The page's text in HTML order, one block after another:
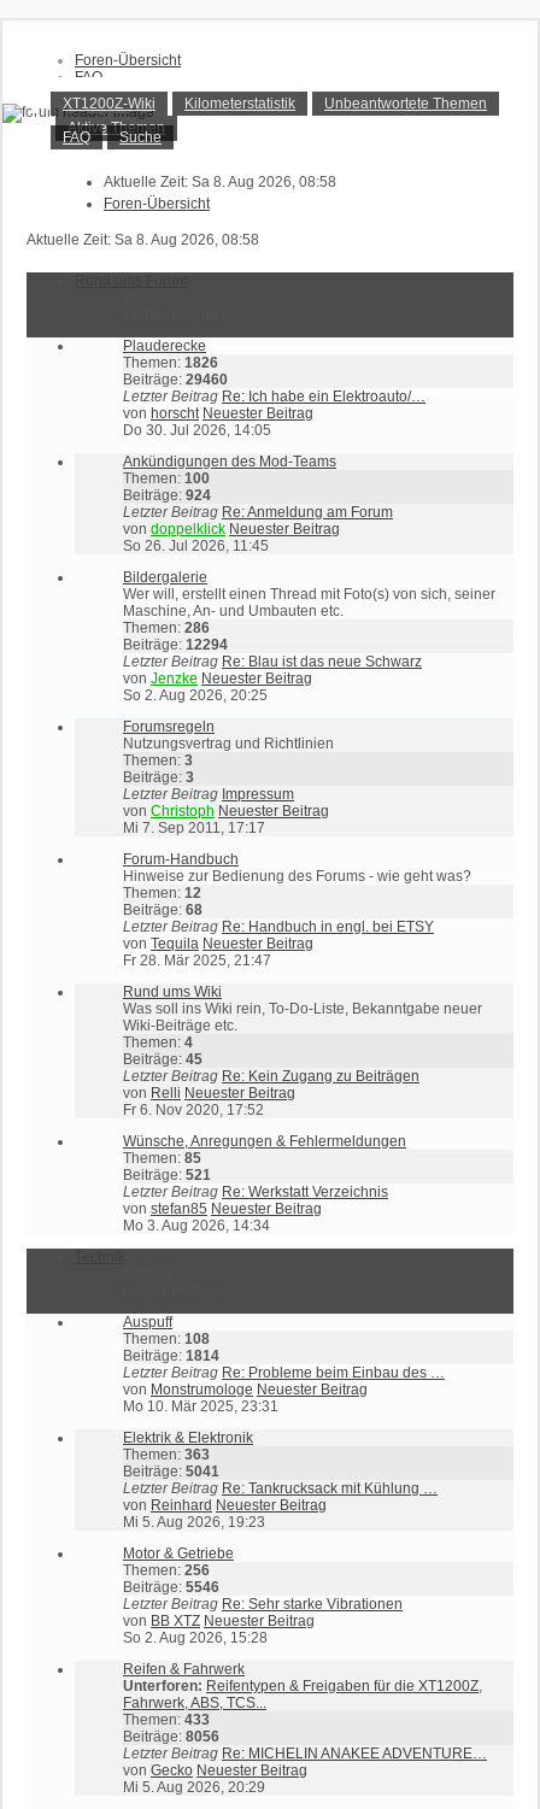
Foren-Übersicht
FAQ
Suche
Unbeantwortete Themen
Aktive Themen
Anmelden
Registrieren
XT1200Z-Wiki Kilometerstatistik
Unbeantwortete Themen
Aktive Themen
XT1200Z-Forum
Alles rund um die Yamaha XT1200Z Super Ténéré
FAQ Suche
Aktuelle Zeit: Sa 8. Aug 2026, 08:58
Foren-Übersicht
Aktuelle Zeit: Sa 8. Aug 2026, 08:58
Plauderecke
Themen: 1826
Beiträge: 29460
Letzter Beitrag Re: Ich habe ein Elektroauto/…
von horscht Neuester Beitrag
Do 30. Jul 2026, 14:05
Ankündigungen des Mod-Teams
Themen: 100
Beiträge: 924
Letzter Beitrag Re: Anmeldung am Forum
von doppelklick Neuester Beitrag
So 26. Jul 2026, 11:45
Bildergalerie
Wer will, erstellt einen Thread mit Foto(s) von sich, seiner
Maschine, An- und Umbauten etc.
Themen: 286
Beiträge: 12294
Letzter Beitrag Re: Blau ist das neue Schwarz
von Jenzke Neuester Beitrag
So 2. Aug 2026, 20:25
Forumsregeln
Nutzungsvertrag und Richtlinien
Themen: 3
Beiträge: 3
Letzter Beitrag Impressum
von Christoph Neuester Beitrag
Mi 7. Sep 2011, 17:17
Forum-Handbuch
Hinweise zur Bedienung des Forums - wie geht was?
Themen: 12
Beiträge: 68
Letzter Beitrag Re: Handbuch in engl. bei ETSY
von Tequila Neuester Beitrag
Fr 28. Mär 2025, 21:47
Rund ums Wiki
Was soll ins Wiki rein, To-Do-Liste, Bekanntgabe neuer
Wiki-Beiträge etc.
Themen: 4
Beiträge: 45
Letzter Beitrag Re: Kein Zugang zu Beiträgen
von Relli Neuester Beitrag
Fr 6. Nov 2020, 17:52
Wünsche, Anregungen & Fehlermeldungen
Themen: 85
Beiträge: 521
Letzter Beitrag Re: Werkstatt Verzeichnis
von stefan85 Neuester Beitrag
Mo 3. Aug 2026, 14:34
Auspuff
Themen: 108
Beiträge: 1814
Letzter Beitrag Re: Probleme beim Einbau des …
von Monstrumologe Neuester Beitrag
Mo 10. Mär 2025, 23:31
Elektrik & Elektronik
Themen: 363
Beiträge: 5041
Letzter Beitrag Re: Tankrucksack mit Kühlung …
von Reinhard Neuester Beitrag
Mi 5. Aug 2026, 19:23
Motor & Getriebe
Themen: 256
Beiträge: 5546
Letzter Beitrag Re: Sehr starke Vibrationen
von BB XTZ Neuester Beitrag
So 2. Aug 2026, 15:28
Reifen & Fahrwerk
Unterforen: Reifentypen & Freigaben für die XT1200Z,
Fahrwerk, ABS, TCS...
Themen: 433
Beiträge: 8056
Letzter Beitrag Re: MICHELIN ANAKEE ADVENTURE…
von Gecko Neuester Beitrag
Mi 5. Aug 2026, 20:29